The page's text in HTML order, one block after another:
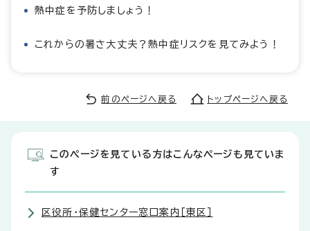
熱中症を予防しましょう！
これからの暑さ大丈夫？熱中症リスクを見てみよう！
前のページへ戻る トップページへ戻る
このページを見ている方はこんなページも見ていま
す
区役所・保健センター窓口案内［東区］